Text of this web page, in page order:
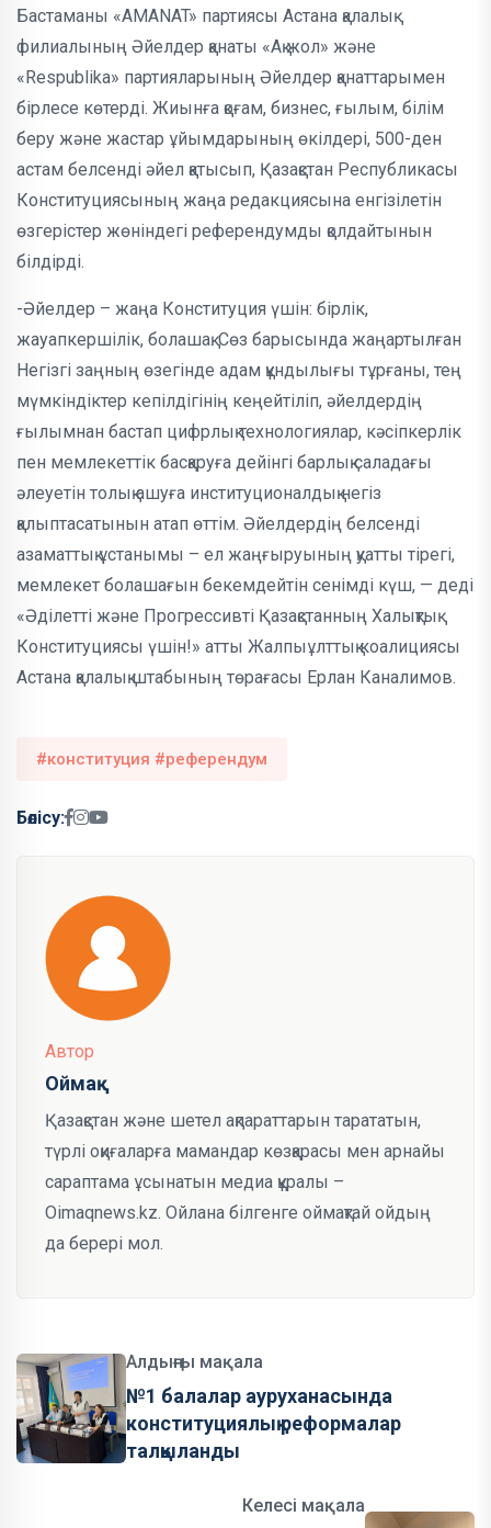
Бастаманы «AMANAT» партиясы Астана қалалық
филиалының Әйелдер қанаты «Ақ жол» және
«Respublika» партияларының Әйелдер қанаттарымен
бірлесе көтерді. Жиынға қоғам, бизнес, ғылым, білім
беру және жастар ұйымдарының өкілдері, 500-ден
астам белсенді әйел қатысып, Қазақстан Республикасы
Конституциясының жаңа редакциясына енгізілетін
өзгерістер жөніндегі референдумды қолдайтынын
білдірді.
-Әйелдер – жаңа Конституция үшін: бірлік,
жауапкершілік, болашақ. Сөз барысында жаңартылған
Негізгі заңның өзегінде адам құндылығы тұрғаны, тең
мүмкіндіктер кепілдігінің кеңейтіліп, әйелдердің
ғылымнан бастап цифрлық технологиялар, кәсіпкерлік
пен мемлекеттік басқаруға дейінгі барлық саладағы
әлеуетін толық ашуға институционалдық негіз
қалыптасатынын атап өттім. Әйелдердің белсенді
азаматтық ұстанымы – ел жаңғыруының қуатты тірегі,
мемлекет болашағын бекемдейтін сенімді күш, — деді
«Әділетті және Прогрессивті Қазақстанның Халықтық
Конституциясы үшін!» атты Жалпыұлттық коалициясы
Астана қалалық штабының төрағасы Ерлан Каналимов.
#конституция #референдум
Бөлісу:
Автор
Оймақ
Қазақстан және шетел ақпараттарын тарататын,
түрлі оқиғаларға мамандар көзқарасы мен арнайы
сараптама ұсынатын медиа құралы –
Oimaqnews.kz. Ойлана білгенге оймақтай ойдың
да берері мол.
Алдыңғы мақала
№1 балалар ауруханасында
конституциялық реформалар
талқыланды
Келесі мақала